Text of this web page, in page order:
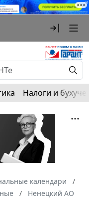
Налоги и
календари
Ненецкий АО